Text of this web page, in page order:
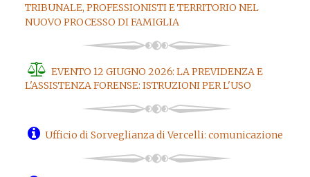
TRIBUNALE, PROFESSIONISTI E TERRITORIO NEL
NUOVO PROCESSO DI FAMIGLIA
EVENTO 12 GIUGNO 2026: LA PREVIDENZA E
L'ASSISTENZA FORENSE: ISTRUZIONI PER L'USO
Ufficio di Sorveglianza di Vercelli: comunicazione